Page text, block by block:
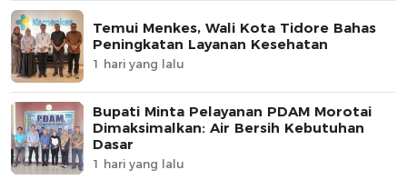
Temui Menkes, Wali Kota Tidore Bahas
Peningkatan Layanan Kesehatan
1 hari yang lalu
Bupati Minta Pelayanan PDAM Morotai
Dimaksimalkan: Air Bersih Kebutuhan
Dasar
1 hari yang lalu